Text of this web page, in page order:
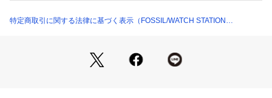
ニマルでシンプル、そして豊かな自然の様々な姿や人々の暮ら
しからインスパイアされた商品を開発し、グローバルなライフ
特定商取引に関する法律に基づく表示（FOSSIL/WATCH STATION